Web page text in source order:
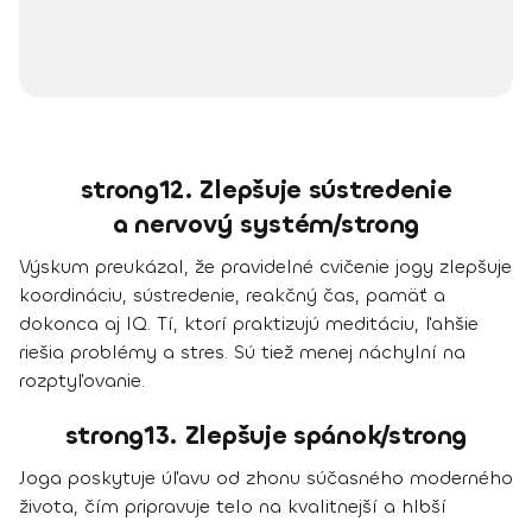
strong12. Zlepšuje sústredenie
a nervový systém/strong
Výskum preukázal, že pravidelné cvičenie jogy zlepšuje
koordináciu, sústredenie, reakčný čas, pamäť a
dokonca aj IQ. Tí, ktorí praktizujú meditáciu, ľahšie
riešia problémy a stres. Sú tiež menej náchylní na
rozptyľovanie.
strong13. Zlepšuje spánok/strong
Joga poskytuje úľavu od zhonu súčasného moderného
života, čím pripravuje telo na kvalitnejší a hlbší